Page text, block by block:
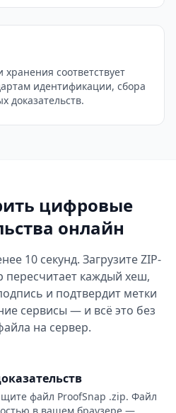
соответствует
идентификации, сбора
доказательств.
цифровые
онлайн
10 секунд. Загрузите ZIP-
пересчитает каждый хеш,
и подтвердит метки
сервисы — и всё это без
на сервер.
файл ProofSnap .zip. Файл